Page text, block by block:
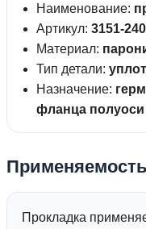
Наименование:
Артикул: 3151-
Материал:
Тип детали:
Назначение:
фланца полуоси
Применяемость
Прокладка